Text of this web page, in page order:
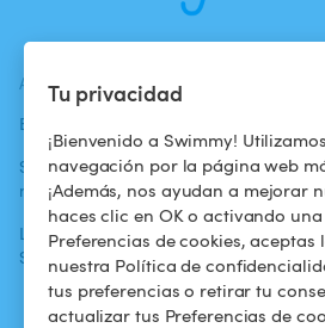
Tu privacidad
¡Bienvenido a Swimmy!
navegación por la página web
¡Además, nos ayudan a mejorar
haces clic en OK o activando
Preferencias de cookies, aceptas
nuestra Política de
tus preferencias o retirar tu
actualizar tus Preferencias de
ACTUALIDADES
Blog
Swimmy en los
medios
La aventura
Swimmy
Para los
propietarios
Alquilar mi
piscina
¿Cómo